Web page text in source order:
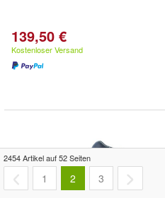
139,50 €
Kostenloser Versand
2454 Artikel auf 52 Seiten
1 2 3